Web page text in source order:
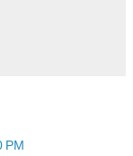
PM